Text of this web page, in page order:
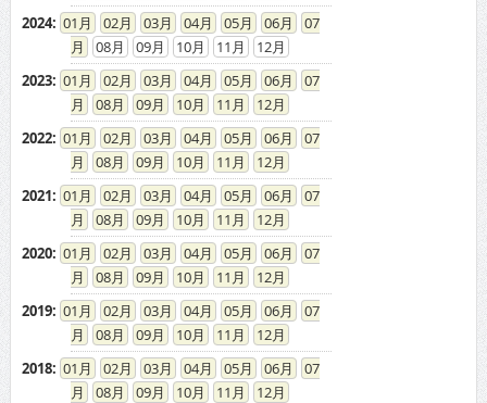
2024: 01 02 03 04 05 06
07
08
09 10 11
12
2023: 01 02 03 04 05 06
07
08
09 10 11
12
2022: 01 02 03 04 05 06
07
08
09 10 11
12
2021: 01 02 03 04 05 06
07
08
09 10 11
12
2020: 01 02 03 04 05 06
07
08
09 10 11
12
2019: 01 02 03 04 05 06
07
08
09 10 11
12
2018: 01 02 03 04 05 06
07
08
09 10 11
12